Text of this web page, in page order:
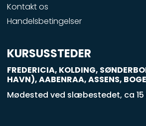
o
k
-
q
u
a
r
Kontakt os
Handelsbetingelser
KURSUSSTEDER
FREDERICIA, KOLDING,
HAVN), AABENRAA, ASSENS,
Mødested ved slæbestedet, ca